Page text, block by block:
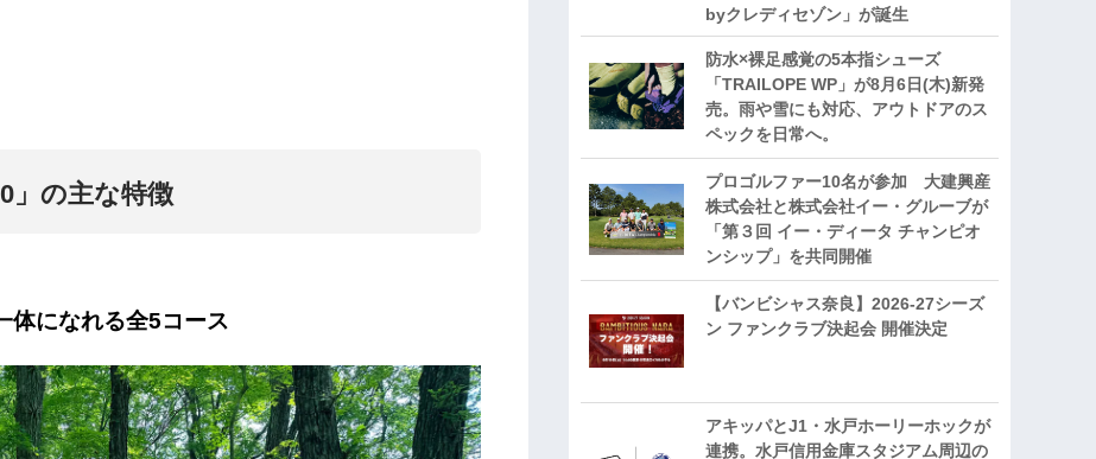
」の主な特徴
体になれる全5コース
byクレディセゾン」が誕生
防水×裸足感覚の5本指シューズ
「TRAILOPE WP」が8月6日(木)新発
売。雨や雪にも対応、アウトドアのス
ペックを日常へ。
プロゴルファー10名が参加 大建興産
株式会社と株式会社イー・グルーブが
「第３回 イー・ディータ チャンピオ
ンシップ」を共同開催
【バンビシャス奈良】2026-27シーズ
ン ファンクラブ決起会 開催決定
アキッパとJ1・水戸ホーリーホックが
連携。水戸信用金庫スタジアム周辺の